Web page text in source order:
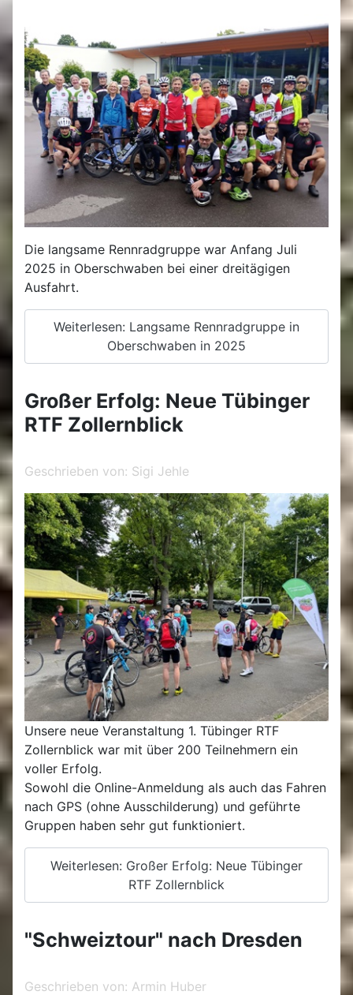
Die langsame Rennradgruppe war Anfang Juli
2025 in Oberschwaben bei einer dreitägigen
Ausfahrt.
Weiterlesen: Langsame Rennradgruppe in
Oberschwaben in 2025
Großer Erfolg: Neue Tübinger
RTF Zollernblick
Geschrieben von: Sigi Jehle
Unsere neue Veranstaltung 1. Tübinger RTF
Zollernblick war mit über 200 Teilnehmern ein
voller Erfolg.
Sowohl die Online-Anmeldung als auch das Fahren
nach GPS (ohne Ausschilderung) und geführte
Gruppen haben sehr gut funktioniert.
Weiterlesen: Großer Erfolg: Neue Tübinger
RTF Zollernblick
"Schweiztour" nach Dresden
Geschrieben von: Armin Huber